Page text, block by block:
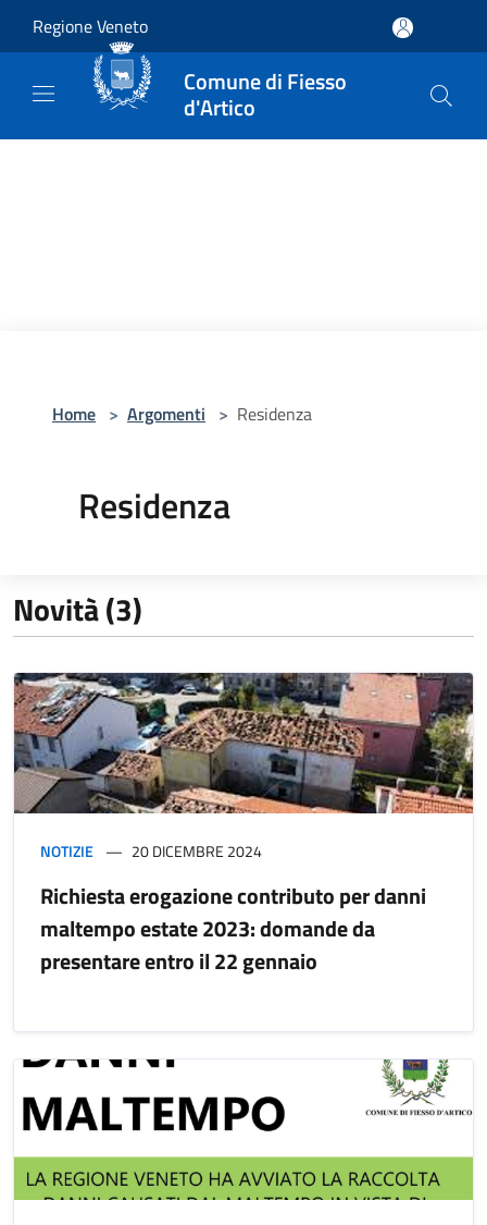
Regione Veneto
Comune di Fiesso
d'Artico
Home > Argomenti > Residenza
Residenza
Novità (3)
NOTIZIE 20 DICEMBRE 2024
Richiesta erogazione contributo per danni
maltempo estate 2023: domande da
presentare entro il 22 gennaio